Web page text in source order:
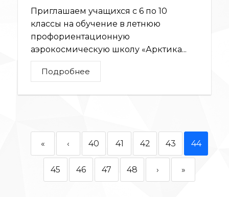
Приглашаем учащихся с 6 по 10
классы на обучение в летнюю
профориентационную
аэрокосмическую школу «Арктика...
Подробнее
« ‹ 40 41 42 43 44
45 46 47 48 › »